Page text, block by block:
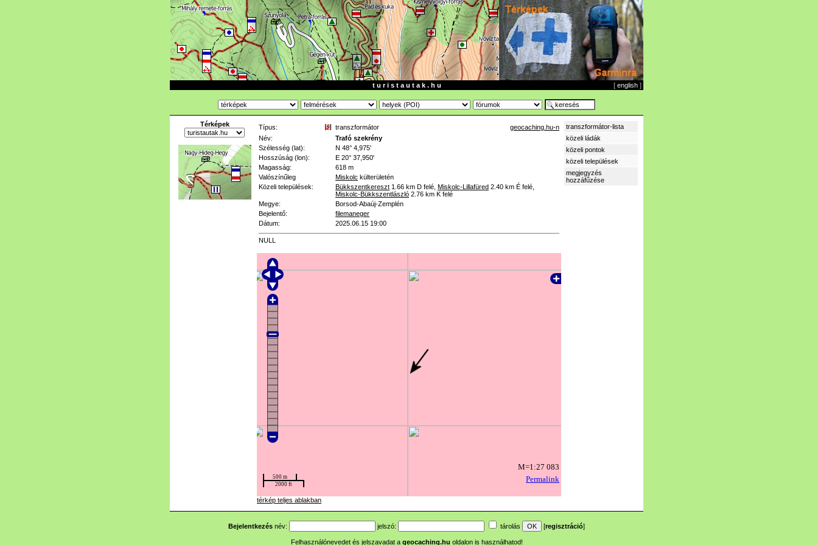
t u r i s t a u t a k . h u [ english ]
Térképek Típus: transzformátor
geocaching.hu-n
Név:
Trafó szekrény
Szélesség (lat):
N 48° 4,975'
Hosszúság (lon):
E 20° 37,950'
Magasság:
618 m
Valószínűleg
Miskolc külterületén
Közeli települések:
Bükkszentkereszt 1.66 km D felé Miskolc-Lillafüred 2.40 km É felé
Miskolc-Bükkszentlászló 2.76 km K felé
Megye:
Borsod-Abaúj-Zemplén
Bejelentő:
filemaneger
Dátum:
2025.06.15 19:00
NULL
térkép teljes ablakban
transzformátor-lista
közeli ládák
közeli pontok
közeli települések
megjegyzés
hozzáfűzése
Bejelentkezés név: jelszó: tárolás [regisztráció]
Felhasználónevedet és jelszavadat a geocaching.hu oldalon is használhatod!